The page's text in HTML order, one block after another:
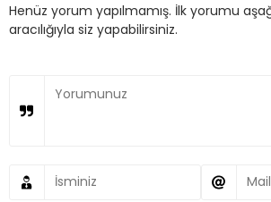
Henüz yorum yapılmamış. İlk yorumu
aracılığıyla siz yapabilirsiniz.